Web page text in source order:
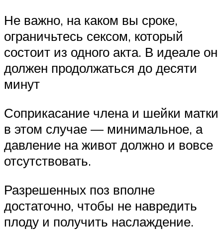
Не важно, на каком вы сроке,
ограничьтесь сексом, который
состоит из одного акта. В идеале он
должен продолжаться до десяти
минут
Соприкасание члена и шейки матки
в этом случае — минимальное, а
давление на живот должно и вовсе
отсутствовать.
Разрешенных поз вполне
достаточно, чтобы не навредить
плоду и получить наслаждение.